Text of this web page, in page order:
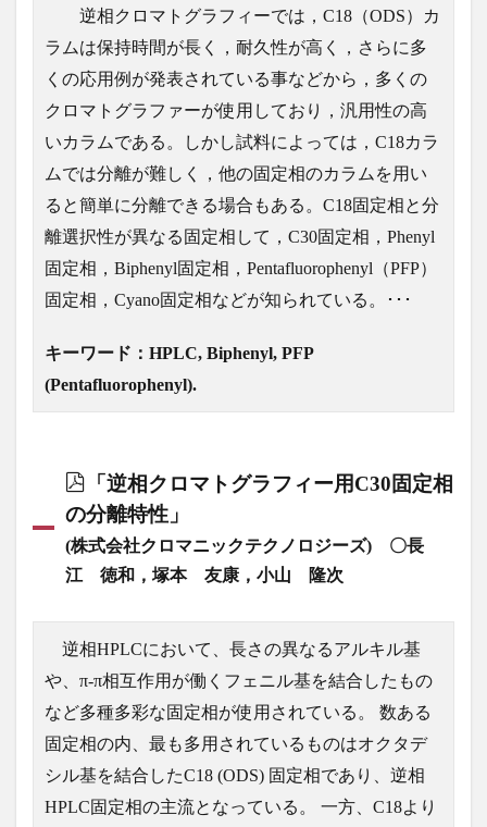
逆相クロマトグラフィーでは，C18（ODS）カ
ラムは保持時間が長く，耐久性が高く，さらに多
くの応用例が発表されている事などから，多くの
クロマトグラファーが使用しており，汎用性の高
いカラムである。しかし試料によっては，C18カラ
ムでは分離が難しく，他の固定相のカラムを用い
ると簡単に分離できる場合もある。C18固定相と分
離選択性が異なる固定相して，C30固定相，Phenyl
固定相，Biphenyl固定相，Pentafluorophenyl（PFP）
固定相，Cyano固定相などが知られている。･･･
キーワード：HPLC, Biphenyl, PFP
(Pentafluorophenyl).
「逆相クロマトグラフィー用C30固定相
の分離特性」
(株式会社クロマニックテクノロジーズ) 〇長
江 徳和，塚本 友康，小山 隆次
逆相HPLCにおいて、長さの異なるアルキル基
や、π-π相互作用が働くフェニル基を結合したもの
など多種多彩な固定相が使用されている。 数ある
固定相の内、最も多用されているものはオクタデ
シル基を結合したC18 (ODS) 固定相であり、逆相
HPLC固定相の主流となっている。 一方、C18より